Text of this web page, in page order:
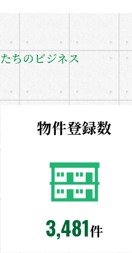
ちのビジネス
物件登録数
3,481件